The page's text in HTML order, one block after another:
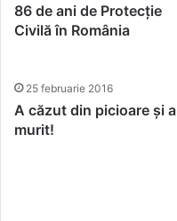
86 de ani de Protecție
Civilă în România
25 februarie 2016
A căzut din picioare și a
murit!